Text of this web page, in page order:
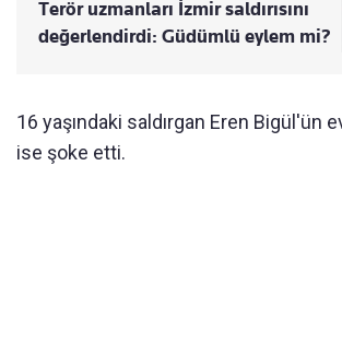
Terör uzmanları İzmir saldırısını
değerlendirdi: Güdümlü eylem mi?
16 yaşındaki saldırgan Eren Bigül'ün
ise şoke etti.